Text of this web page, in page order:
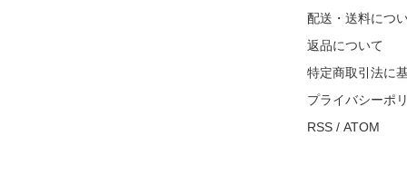
配送・送料につ
返品について
特定商取引法に
プライバシーポ
RSS / ATOM